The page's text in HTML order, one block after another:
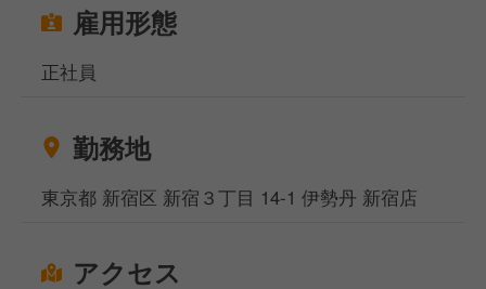
雇用形態
正社員
勤務地
東京都 新宿区 新宿３丁目 14-1 伊勢丹 新宿店
アクセス